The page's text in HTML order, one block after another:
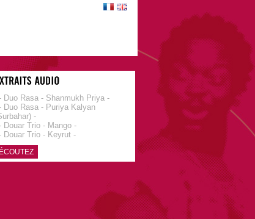
Duo Rasa - Shanmukh Priya -
Duo Rasa - Puriya Kalyan
-
Douar Trio - Mango -
Douar Trio - Keyrut -
ÉCOUTEZ